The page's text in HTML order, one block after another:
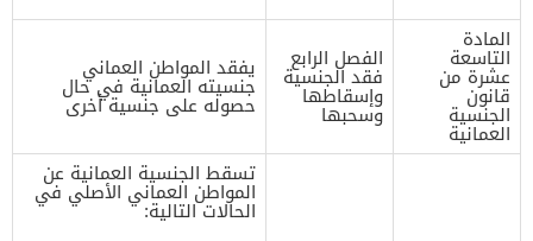
المادة
التاسعة
عشرة من
قانون
الجنسية
العمانية
الفصل الرابع
فقد الجنسية
وإسقاطها
وسحبها
يفقد المواطن العماني
جنسيته العمانية في حال
حصوله على جنسية أخرى
تسقط الجنسية العمانية عن
المواطن العماني الأصلي في
الحالات التالية: